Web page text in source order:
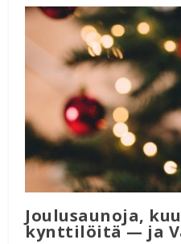
Joulusaunoja,
kynttilöitä — ja